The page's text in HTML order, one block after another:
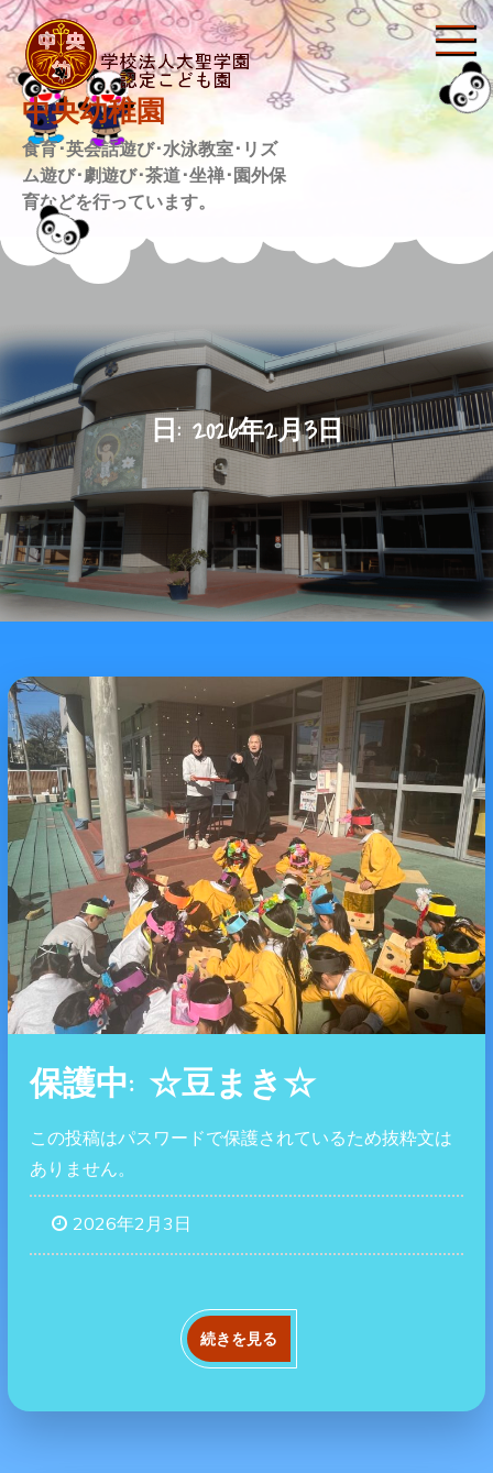
Skip
to
content
中央幼稚園
食育･英会話遊び･水泳教室･リズ
ム遊び･劇遊び･茶道･坐禅･園外保
育などを行っています。
日: 2026年2月3日
保護中: ☆豆まき☆
この投稿はパスワードで保護されているため抜粋文は
ありません。
2026年2月3日
続きを見る